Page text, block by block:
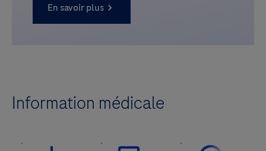
En savoir plus
Information médicale